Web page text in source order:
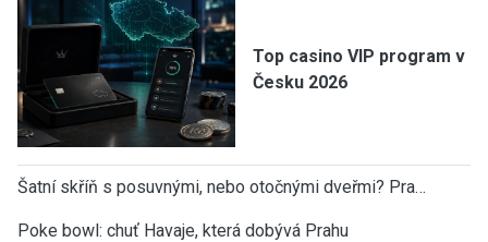
Top casino VIP program v
Česku 2026
Šatní skříň s posuvnými, nebo otočnými dveřmi? Pra…
Poke bowl: chuť Havaje, která dobývá Prahu